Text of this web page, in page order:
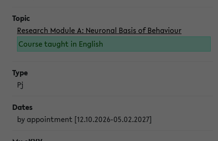
Research Module A: Neuronal Basis of Behaviour
Course taught in English
Pj
by appointment [12.10.2026-05.02.2027]